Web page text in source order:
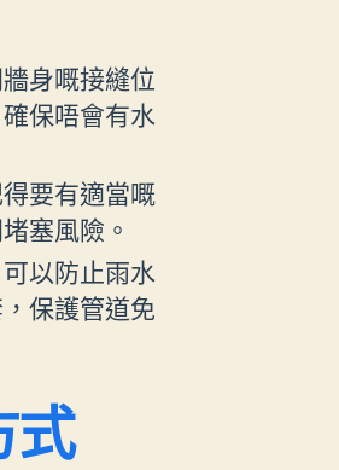
身嘅接縫位
保唔會有水
得要有適當嘅
塞風險。
以防止雨水
保護管道免
式